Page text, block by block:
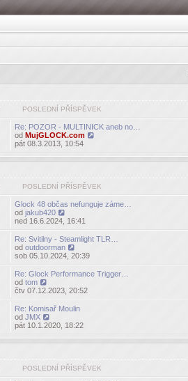
POSLEDNÍ PŘÍSPĚVEK
Re: POZOR - MULTINICK aneb no…
odMujGLOCK.com
Zobrazit
příspěvek
pát 08.3.2013, 10:54
POSLEDNÍ PŘÍSPĚVEK
Glock 48 občas nefunguje záme…
odjakub420
Zobrazit
poslední
příspěvek
ned 16.6.2024, 16:41
Re: Svitilny - Steamlight TLR…
odoutdoorman
Zobrazit
poslední
příspěvek
sob 05.10.2024, 20:39
Re: Glock Performance Trigger…
odtom
Zobrazit
poslední
příspěvek
čtv 07.12.2023, 20:52
Re: Komisař Moulin
odJMX
Zobrazit
příspěvek
pát 10.1.2020, 18:22
POSLEDNÍ PŘÍSPĚVEK